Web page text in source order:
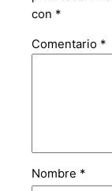
con *
Comentario *
Nombre *